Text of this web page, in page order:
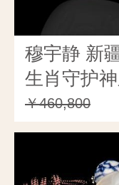
穆宇静 新
生肖守护
59.5克
￥460,800